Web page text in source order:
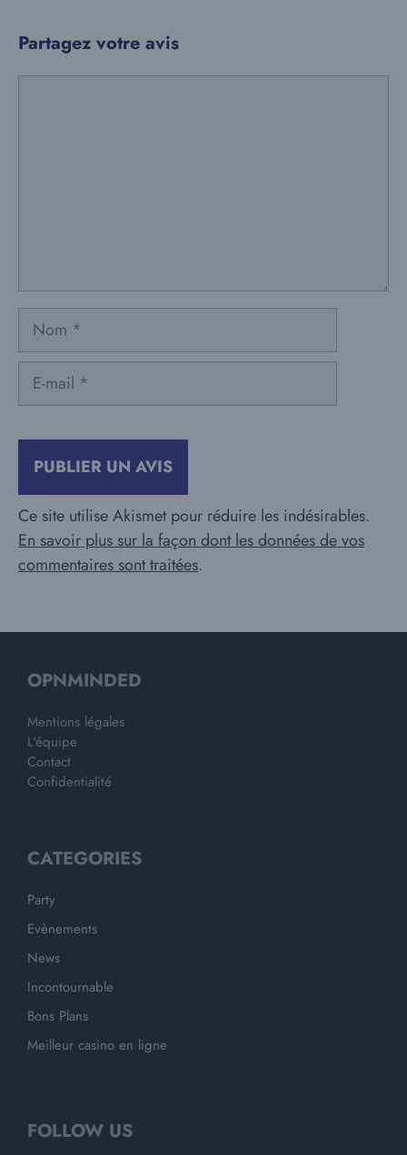
Partagez votre avis
Nom
Ce site utilise Akismet pour réduire les indésirables.
En savoir plus sur la façon dont les données de vos
commentaires sont traitées.
OPNMINDED
Mentions légales
L'équipe
Contact
Confidentialité
CATEGORIES
Party
Evènements
News
Incontournable
Bons Plans
Meilleur casino en ligne
FOLLOW US